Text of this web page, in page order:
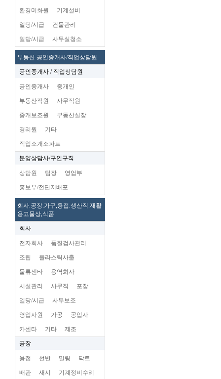
환경미화원 기계설비
일당/시급 건물관리
일당/시급 사무실청소
부동산 공인중개사/직업상담원
공인중개사 / 직업상담원
공인중개사 중개인
부동산직원 사무직원
중개보조원 부동산실장
경리원 기타
직업소개소파트
분양상담사/구인구직
상담원 팀장 영업부
홍보부/전단지배포
회사.공장.가구,용접.생산직.재활
용고물상,식품
회사
전자회사 품질검사관리
조립 플라스틱사출
물류센타 용역회사
시설관리 사무직 포장
일당/시급 사무보조
영업사원 가공 공업사
카센타 기타 제조
공장
용접 선반 밀링 닥트
배관 새시 기계정비수리